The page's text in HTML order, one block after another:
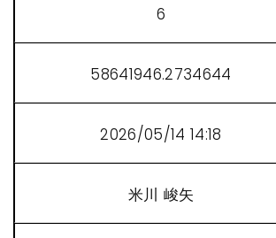
6
58641946.2734644
2026/05/14 14:18
米川 峻矢